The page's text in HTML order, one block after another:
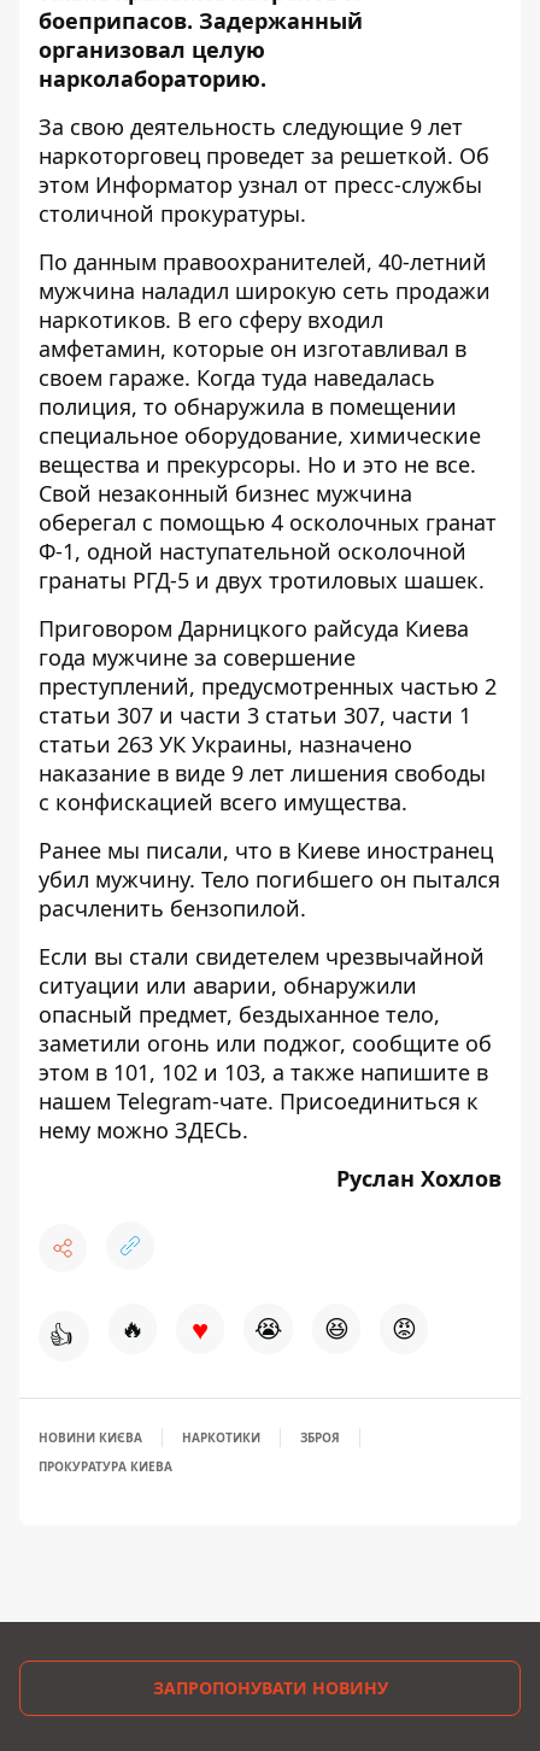
боеприпасов. Задержанный
организовал целую
нарколабораторию.
За свою деятельность следующие 9 лет
наркоторговец проведет за решеткой. Об
этом Информатор узнал от пресс-службы
столичной прокуратуры.
По данным правоохранителей, 40-летний
мужчина наладил широкую сеть продажи
наркотиков. В его сферу входил
амфетамин, которые он изготавливал в
своем гараже. Когда туда наведалась
полиция, то обнаружила в помещении
специальное оборудование, химические
вещества и прекурсоры. Но и это не все.
Свой незаконный бизнес мужчина
оберегал с помощью 4 осколочных гранат
Ф-1, одной наступательной осколочной
гранаты РГД-5 и двух тротиловых шашек.
Приговором Дарницкого райсуда Киева
года мужчине за совершение
преступлений, предусмотренных частью 2
статьи 307 и части 3 статьи 307, части 1
статьи 263 УК Украины, назначено
наказание в виде 9 лет лишения свободы
с конфискацией всего имущества.
Ранее мы писали, что в Киеве иностранец
убил мужчину. Тело погибшего он пытался
расчленить бензопилой.
Если вы стали свидетелем чрезвычайной
ситуации или аварии, обнаружили
опасный предмет, бездыханное тело,
заметили огонь или поджог, сообщите об
этом в 101, 102 и 103, а также напишите в
нашем Telegram-чате. Присоединиться к
нему можно ЗДЕСЬ.
Руслан Хохлов
👍 🔥 ♥ 😭 😆 😡
НОВИНИ КИЄВА НАРКОТИКИ
ЗБРОЯ
ПРОКУРАТУРА КИЕВА
ЗАПРОПОНУВАТИ НОВИНУ